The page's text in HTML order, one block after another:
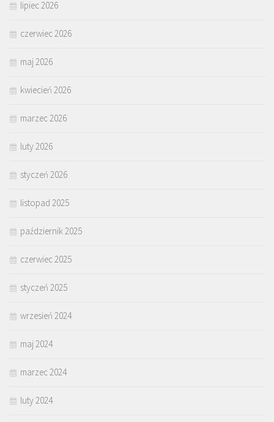
lipiec 2026
czerwiec 2026
maj 2026
kwiecień 2026
marzec 2026
luty 2026
styczeń 2026
listopad 2025
październik 2025
czerwiec 2025
styczeń 2025
wrzesień 2024
maj 2024
marzec 2024
luty 2024